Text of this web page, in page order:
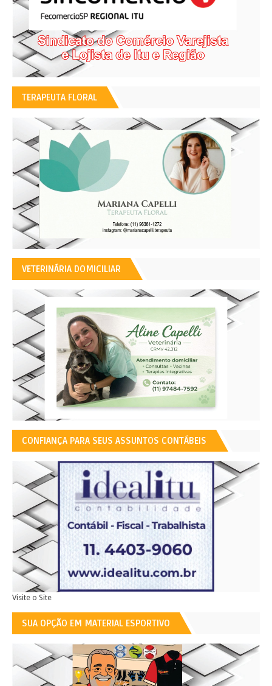
TERAPEUTA FLORAL
VETERINÁRIA DOMICILIAR
CONFIANÇA PARA SEUS ASSUNTOS CONTÁBEIS
Visite o Site
SUA OPÇÃO EM MATERIAL ESPORTIVO